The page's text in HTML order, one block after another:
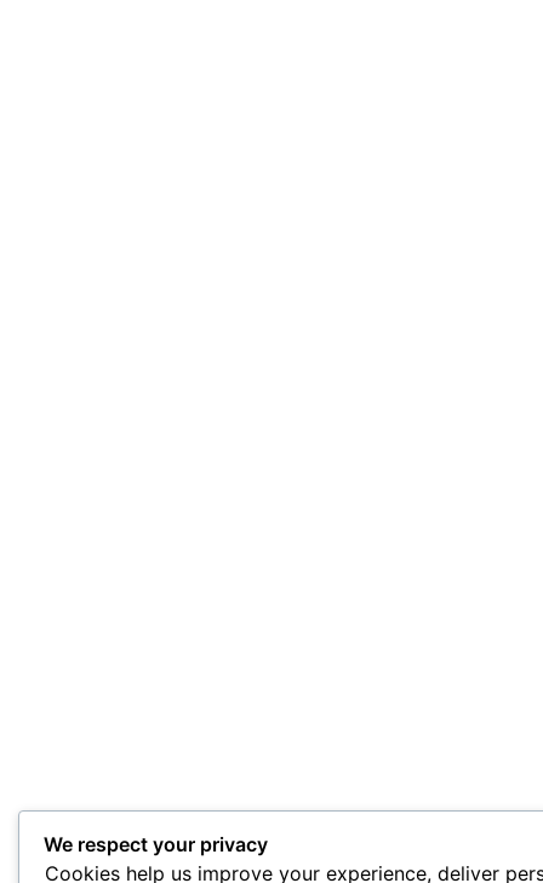
We respect your privacy
Cookies help us improve your experience, deliver